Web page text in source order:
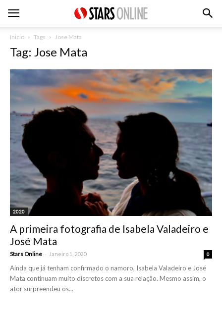
Inicio Tags Jose Mata
Tag: Jose Mata
2020
A primeira fotografia de Isabela Valadeiro e
José Mata
Stars Online - Janeiro 1, 2020 0
Ainda que já tenham confirmado o namoro, Isabela Valadeiro e José
Mata continuam muito discretos com a sua relação. Mesmo assim, o
ator surpreendeu os...